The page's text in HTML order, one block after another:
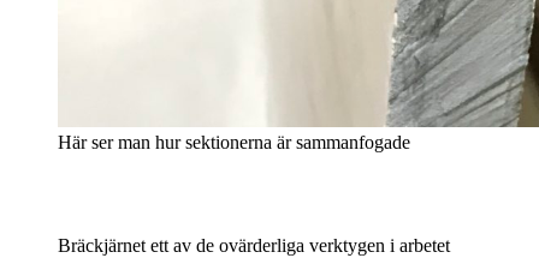
Här ser man hur sektionerna är sammanfogade
Bräckjärnet ett av de ovärderliga verktygen i arbetet